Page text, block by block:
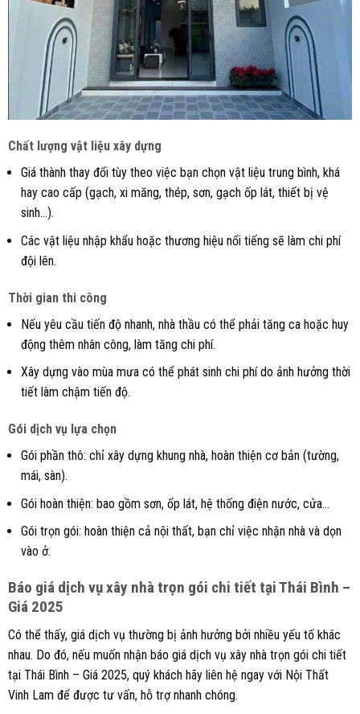
Chất lượng vật liệu xây dựng
Giá thành thay đổi tùy theo việc bạn chọn vật liệu trung bình, khá
hay cao cấp (gạch, xi măng, thép, sơn, gạch ốp lát, thiết bị vệ
sinh…).
Các vật liệu nhập khẩu hoặc thương hiệu nổi tiếng sẽ làm chi phí
đội lên.
Thời gian thi công
Nếu yêu cầu tiến độ nhanh, nhà thầu có thể phải tăng ca hoặc huy
động thêm nhân công, làm tăng chi phí.
Xây dựng vào mùa mưa có thể phát sinh chi phí do ảnh hưởng thời
tiết làm chậm tiến độ.
Gói dịch vụ lựa chọn
Gói phần thô: chỉ xây dựng khung nhà, hoàn thiện cơ bản (tường,
mái, sàn).
Gói hoàn thiện: bao gồm sơn, ốp lát, hệ thống điện nước, cửa…
Gói trọn gói: hoàn thiện cả nội thất, bạn chỉ việc nhận nhà và dọn
vào ở.
Báo giá dịch vụ xây nhà trọn gói chi tiết tại Thái Bình –
Giá 2025
Có thể thấy, giá dịch vụ thường bị ảnh hưởng bởi nhiều yếu tố khác
nhau. Do đó, nếu muốn nhận báo giá dịch vụ xây nhà trọn gói chi tiết
tại Thái Bình – Giá 2025, quý khách hãy liên hệ ngay với Nội Thất
Vinh Lam để được tư vấn, hỗ trợ nhanh chóng.